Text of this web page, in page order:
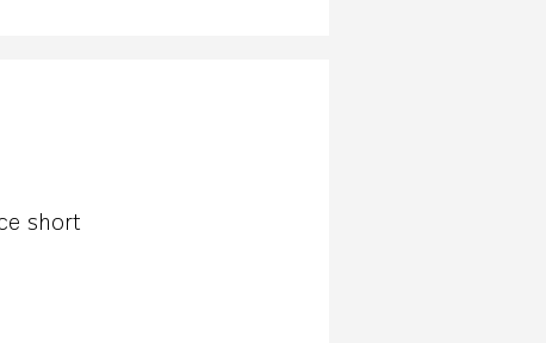
short